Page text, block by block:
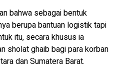
bahwa sebagai bentuk
berupa bantuan logistik tapi
itu, secara khusus ia
sholat ghaib bagi para korban
dan Sumatera Barat.